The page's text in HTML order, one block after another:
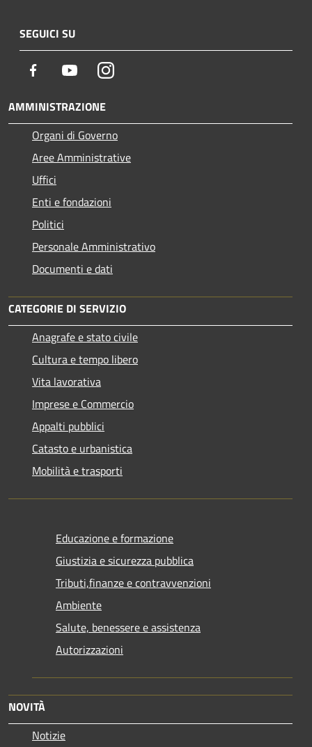
SEGUICI SU
Facebook YoutubeInstagram
AMMINISTRAZIONE
Organi di Governo
Aree Amministrative
Uffici
Enti e fondazioni
Politici
Personale Amministrativo
Documenti e dati
CATEGORIE DI SERVIZIO
Anagrafe e stato civile
Cultura e tempo libero
Vita lavorativa
Imprese e Commercio
Appalti pubblici
Catasto e urbanistica
Mobilità e trasporti
Educazione e formazione
Giustizia e sicurezza pubblica
Tributi,finanze e contravvenzioni
Ambiente
Salute, benessere e assistenza
Autorizzazioni
NOVITÀ
Notizie